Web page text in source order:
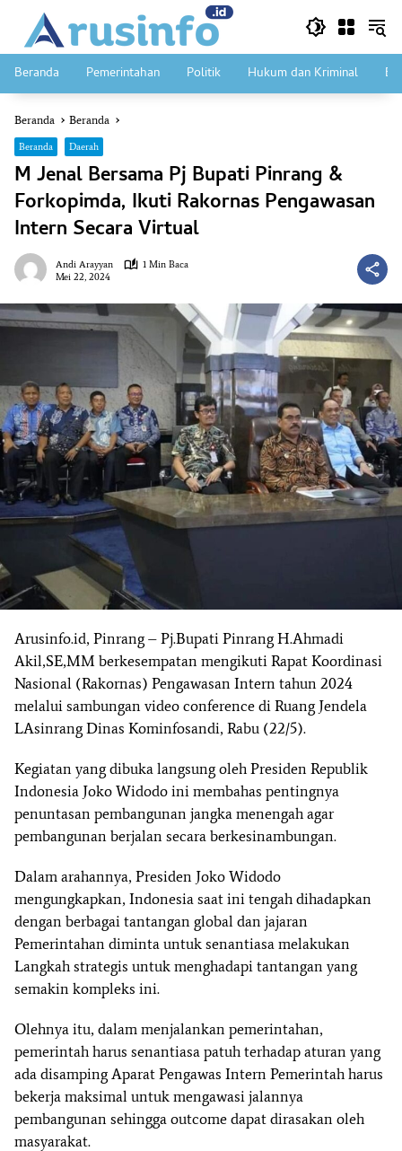
konten
Beranda Pemerintahan Politik Hukum dan Kriminal
Beranda Beranda
Beranda Daerah
M Jenal Bersama Pj Bupati Pinrang &
Forkopimda, Ikuti Rakornas Pengawasan
Intern Secara Virtual
Andi Arayyan
1 Min Baca
Mei 22, 2024
Arusinfo.id, Pinrang – Pj.Bupati Pinrang H.Ahmadi
Akil,SE,MM berkesempatan mengikuti Rapat Koordinasi
Nasional (Rakornas) Pengawasan Intern tahun 2024
melalui sambungan video conference di Ruang Jendela
LAsinrang Dinas Kominfosandi, Rabu (22/5).
Kegiatan yang dibuka langsung oleh Presiden Republik
Indonesia Joko Widodo ini membahas pentingnya
penuntasan pembangunan jangka menengah agar
pembangunan berjalan secara berkesinambungan.
Dalam arahannya, Presiden Joko Widodo
mengungkapkan, Indonesia saat ini tengah dihadapkan
dengan berbagai tantangan global dan jajaran
Pemerintahan diminta untuk senantiasa melakukan
Langkah strategis untuk menghadapi tantangan yang
semakin kompleks ini.
Olehnya itu, dalam menjalankan pemerintahan,
pemerintah harus senantiasa patuh terhadap aturan yang
ada disamping Aparat Pengawas Intern Pemerintah harus
bekerja maksimal untuk mengawasi jalannya
pembangunan sehingga outcome dapat dirasakan oleh
masyarakat.